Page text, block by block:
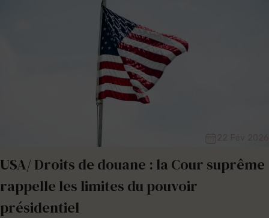
USA/ Droits de douane : la Cour suprême
rappelle les limites du pouvoir
présidentiel